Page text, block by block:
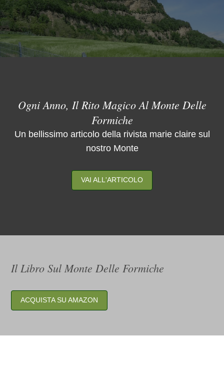
Ogni Anno, Il Rito Magico Al Monte Delle
Formiche
Un bellissimo articolo della rivista marie claire sul
nostro Monte
VAI ALL'ARTICOLO
Il Libro Sul Monte Delle Formiche
ACQUISTA SU AMAZON